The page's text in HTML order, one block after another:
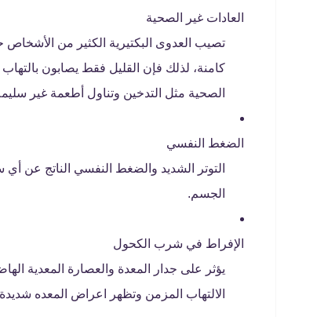
العادات غير الصحية
تصيب العدوى البكتيرية الكثير من الأشخاص
كامنة، لذلك فإن القليل فقط يصابون
الصحية مثل التدخين وتناول أطعمة غير
الضغط النفسي
التوتر الشديد والضغط النفسي الناتج عن
الجسم.
الإفراط في شرب الكحول
يؤثر على جدار المعدة والعصارة المعدية
الالتهاب المزمن وتظهر اعراض المعده